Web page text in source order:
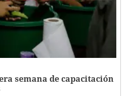
semana de capacitación